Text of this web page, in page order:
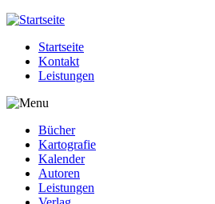
Jump to navigation
Startseite
Kontakt
Leistungen
Bücher
Kartografie
Kalender
Autoren
Leistungen